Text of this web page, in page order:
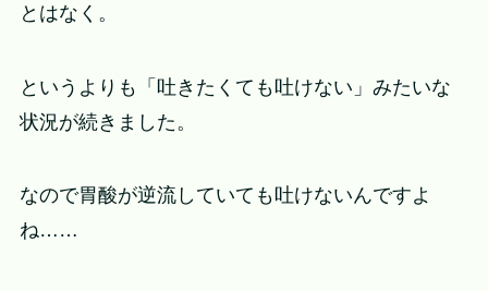
とはなく。
というよりも「吐きたくても吐けない」みたいな
状況が続きました。
なので胃酸が逆流していても吐けないんですよ
ね……